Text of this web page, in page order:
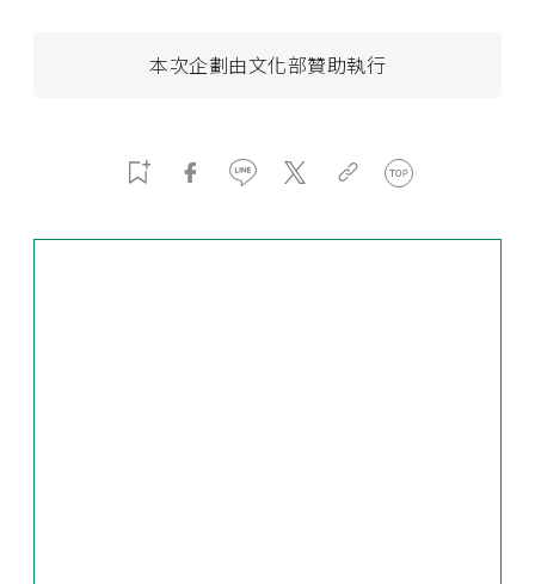
本次企劃由文化部贊助執行